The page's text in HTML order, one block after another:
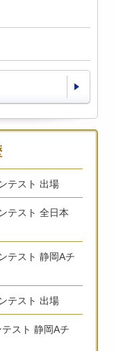
テスト 出場
テスト 全日本
テスト 静岡Aチ
テスト 出場
スト 静岡Aチ